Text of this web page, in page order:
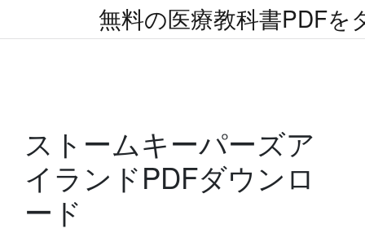
無料の医療教科書PDFを
ストームキーパーズア
イランドPDFダウンロ
ード